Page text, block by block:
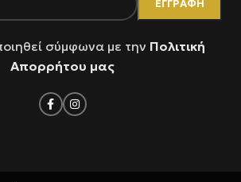
σύμφωνα με την Πολιτική
Απορρήτου μας